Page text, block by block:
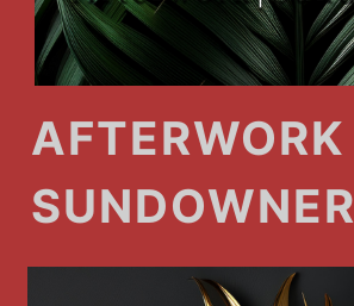
AFTERWORK
SUNDOWNER